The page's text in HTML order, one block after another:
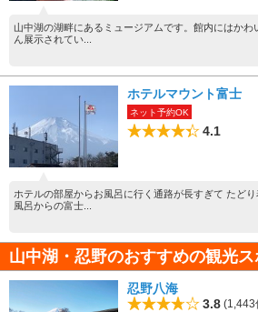
山中湖の湖畔にあるミュージアムです。館内にはかわ
ん展示されてい...
ホテルマウント富士
ネット予約OK
4.1
ホテルの部屋からお風呂に行く通路が長すぎて たど
風呂からの富士...
山中湖・忍野のおすすめの観光ス
忍野八海
3.8 (1,443